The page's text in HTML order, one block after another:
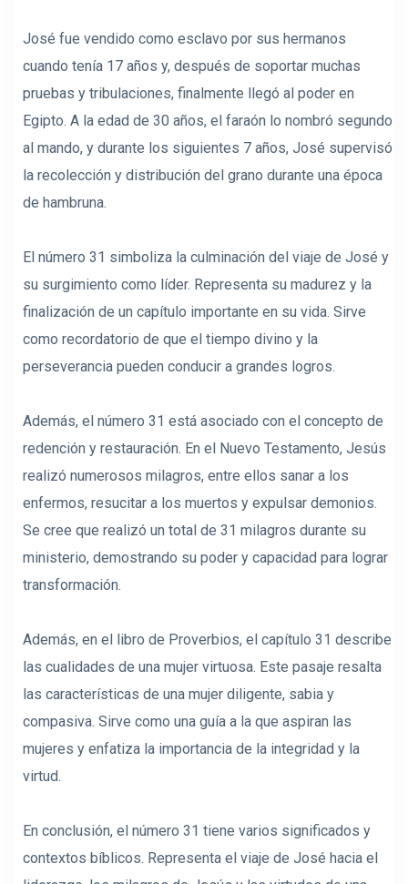
José fue vendido como esclavo por sus hermanos
cuando tenía 17 años y, después de soportar muchas
pruebas y tribulaciones, finalmente llegó al poder en
Egipto. A la edad de 30 años, el faraón lo nombró segundo
al mando, y durante los siguientes 7 años, José supervisó
la recolección y distribución del grano durante una época
de hambruna.
El número 31 simboliza la culminación del viaje de José y
su surgimiento como líder. Representa su madurez y la
finalización de un capítulo importante en su vida. Sirve
como recordatorio de que el tiempo divino y la
perseverancia pueden conducir a grandes logros.
Además, el número 31 está asociado con el concepto de
redención y restauración. En el Nuevo Testamento, Jesús
realizó numerosos milagros, entre ellos sanar a los
enfermos, resucitar a los muertos y expulsar demonios.
Se cree que realizó un total de 31 milagros durante su
ministerio, demostrando su poder y capacidad para lograr
transformación.
Además, en el libro de Proverbios, el capítulo 31 describe
las cualidades de una mujer virtuosa. Este pasaje resalta
las características de una mujer diligente, sabia y
compasiva. Sirve como una guía a la que aspiran las
mujeres y enfatiza la importancia de la integridad y la
virtud.
En conclusión, el número 31 tiene varios significados y
contextos bíblicos. Representa el viaje de José hacia el